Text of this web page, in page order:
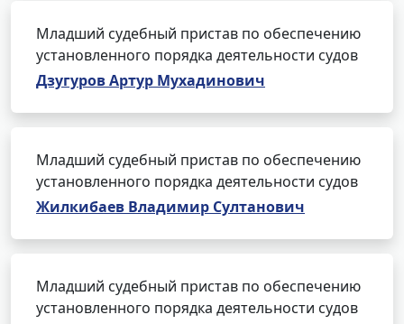
Младший судебный пристав по обеспечению
установленного порядка деятельности судов
Дзугуров Артур Мухадинович
Младший судебный пристав по обеспечению
установленного порядка деятельности судов
Жилкибаев Владимир Султанович
Младший судебный пристав по обеспечению
установленного порядка деятельности судов